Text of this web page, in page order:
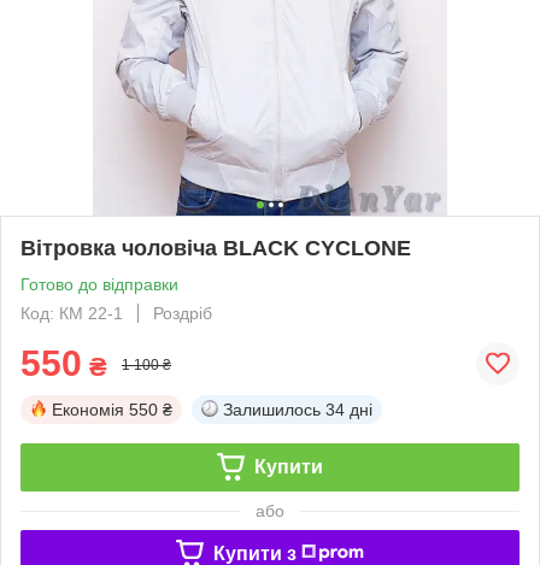
Вітровка чоловіча BLACK CYCLONE
Готово до відправки
Код: КМ 22-1
Роздріб
550 ₴ 1 100 ₴
Економія 550 ₴ Залишилось 34 дні
Купити
або
Купити з